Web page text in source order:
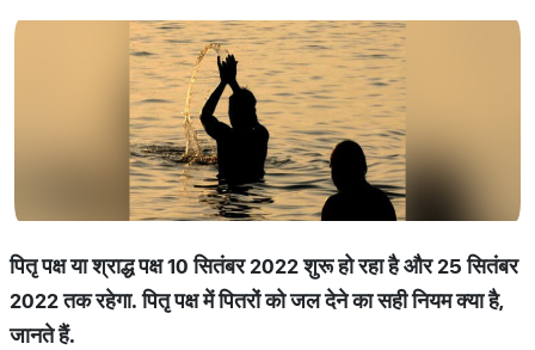
पितृ पक्ष या श्राद्ध पक्ष 10 सितंबर 2022 शुरू हो रहा है और 25 सितंबर
2022 तक रहेगा. पितृ पक्ष में पितरों को जल देने का सही नियम क्या है,
जानते हैं.